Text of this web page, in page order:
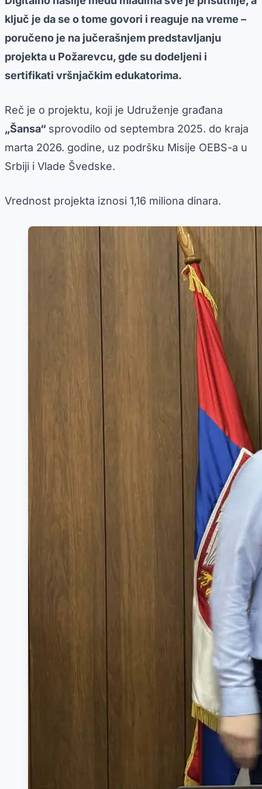
ključ je da se o tome govori i reaguje na vreme –
poručeno je na jučerašnjem predstavljanju
projekta u Požarevcu, gde su dodeljeni i
sertifikati vršnjačkim edukatorima.
Reč je o projektu, koji je Udruženje građana
„Šansa“ sprovodilo od septembra 2025. do kraja
marta 2026. godine, uz podršku Misije OEBS-a u
Srbiji i Vlade Švedske.
Vrednost projekta iznosi 1,16 miliona dinara.